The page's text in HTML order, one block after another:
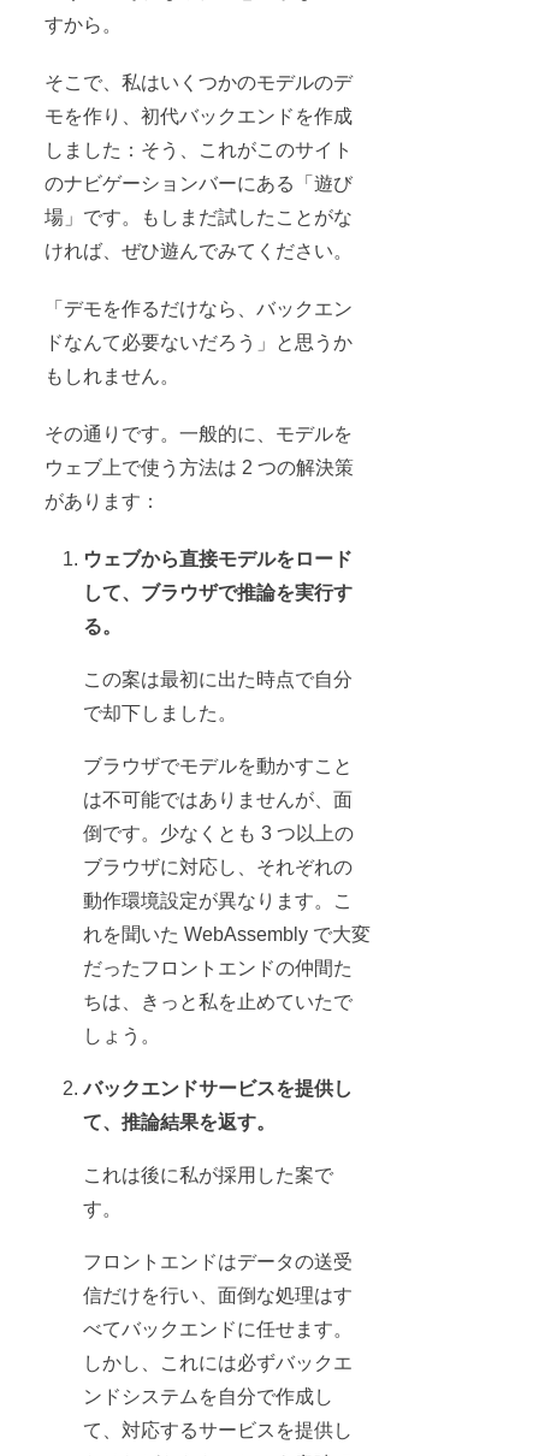
すから。
そこで、私はいくつかのモデルのデ
モを作り、初代バックエンドを作成
しました：そう、これがこのサイト
のナビゲーションバーにある「遊び
場」です。もしまだ試したことがな
ければ、ぜひ遊んでみてください。
「デモを作るだけなら、バックエン
ドなんて必要ないだろう」と思うか
もしれません。
その通りです。一般的に、モデルを
ウェブ上で使う方法は 2 つの解決策
があります：
ウェブから直接モデルをロード
して、ブラウザで推論を実行す
る。
この案は最初に出た時点で自分
で却下しました。
ブラウザでモデルを動かすこと
は不可能ではありませんが、面
倒です。少なくとも 3 つ以上の
ブラウザに対応し、それぞれの
動作環境設定が異なります。こ
れを聞いた WebAssembly で大変
だったフロントエンドの仲間た
ちは、きっと私を止めていたで
しょう。
バックエンドサービスを提供し
て、推論結果を返す。
これは後に私が採用した案で
す。
フロントエンドはデータの送受
信だけを行い、面倒な処理はす
べてバックエンドに任せます。
しかし、これには必ずバックエ
ンドシステムを自分で作成し
て、対応するサービスを提供し